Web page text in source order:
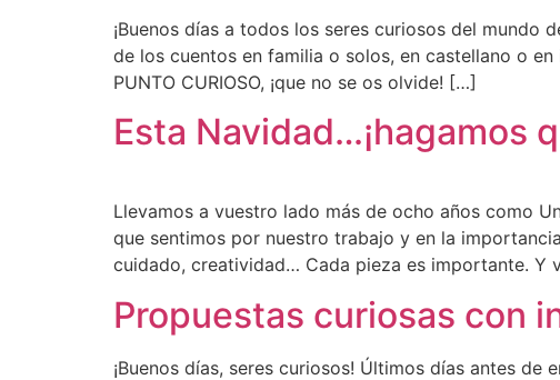
¡Buenos días a todos los seres curiosos del mundo
de los cuentos en familia o solos, en castellano o
PUNTO CURIOSO, ¡que no se os olvide! […]
Esta Navidad…¡hagamos
Llevamos a vuestro lado más de ocho años como
que sentimos por nuestro trabajo y en la
cuidado, creatividad… Cada pieza es importante. Y
Propuestas curiosas con
¡Buenos días, seres curiosos! Últimos días antes